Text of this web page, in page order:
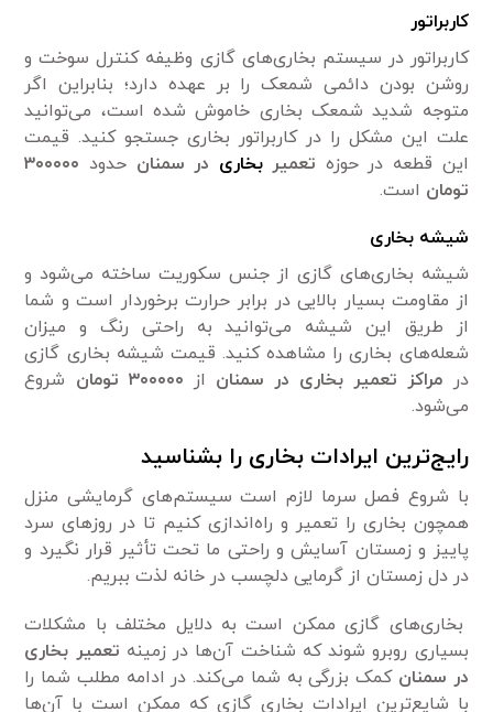
کاربراتور
کاربراتور در سیستم بخاری‌های گازی وظیفه کنترل سوخت و
روشن بودن دائمی‌ شمعک را بر عهده دارد؛ بنابراین اگر
متوجه شدید شمعک بخاری خاموش شده است، می‌توانید
علت این مشکل را در کاربراتور بخاری جستجو کنید. قیمت
این قطعه در حوزه تعمیر بخاری در سمنان حدود ۳۰۰۰۰۰
تومان است.
شیشه بخاری
شیشه بخاری‌های گازی از جنس سکوریت ساخته می‌شود و
از مقاومت بسیار بالایی در برابر حرارت برخوردار است و شما
از طریق این شیشه می‌توانید به راحتی رنگ و میزان
شعله‌های بخاری را مشاهده کنید. قیمت شیشه بخاری گازی
در مراکز تعمیر بخاری در سمنان از ۳۰۰۰۰۰ تومان
شروع
می‌شود.
رایج‌ترین ایرادات بخاری را بشناسید
با شروع فصل سرما لازم است سیستم‌های گرمایشی منزل
همچون بخاری را تعمیر و راه‌اندازی کنیم تا در روز‌های سرد
پاییز و زمستان آسایش و راحتی ما تحت تأثیر قرار نگیرد و
در دل زمستان از گرمایی دلچسب در خانه لذت ببریم.
بخاری‌های گازی ممکن است به دلایل مختلف با مشکلات
بسیاری روبرو شوند که شناخت آن‌ها در زمینه تعمیر بخاری
در سمنانکمک بزرگی به شما می‌کند. در ادامه مطلب شما را
با شایع‌ترین ایرادات بخاری گازی که ممکن است با آن‌ها